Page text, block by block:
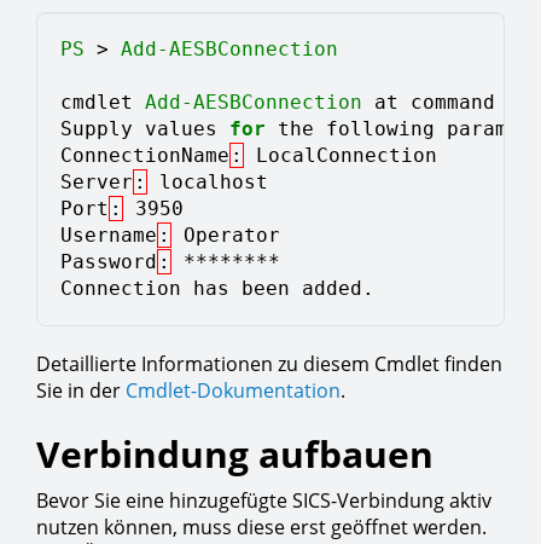
PS > Add-AESBConnection
cmdlet Add-AESBConnection at command
Supply values for the following
ConnectionName :
LocalConnection
Server :
localhost
Port :
3950
Username :
Operator
Password :
********
Connection has been added.
Detaillierte Informationen zu diesem Cmdlet finden
Sie in der Cmdlet-Dokumentation.
Verbindung aufbauen
Bevor Sie eine hinzugefügte SICS-Verbindung aktiv
nutzen können, muss diese erst geöffnet werden.